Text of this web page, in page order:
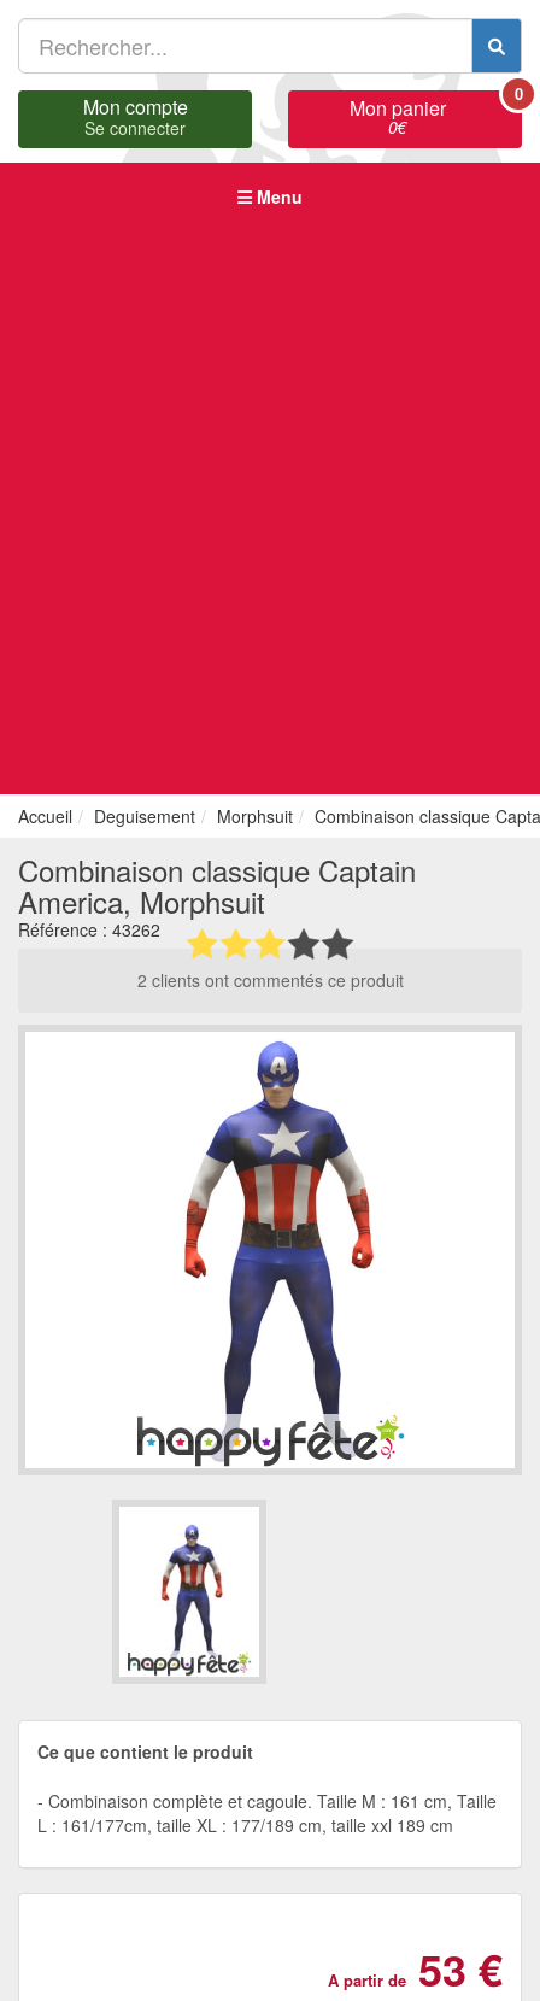
Mon compte
Se connecter
Mon panier
0€
0
Menu
Accueil Deguisement Morphsuit Combinaison classique
Combinaison classique Captain
America, Morphsuit
Référence : 43262
2 clients ont commentés ce produit
Ce que contient le produit
Combinaison complète et cagoule. Taille M : 161 cm, Taille
L : 161/177cm, taille XL : 177/189 cm, taille xxl 189 cm
A partir de 53 €